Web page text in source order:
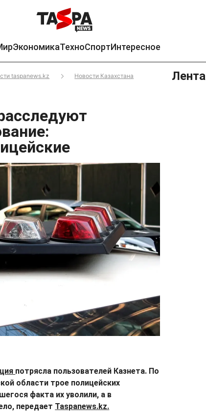
ЭкономикаТехноСпортИнтересное
taspanews.kz Новости Казахстана
потрясла пользователей Казнета. По
области трое полицейских
факта их уволили, а в
передает Taspanews.kz.
Лента